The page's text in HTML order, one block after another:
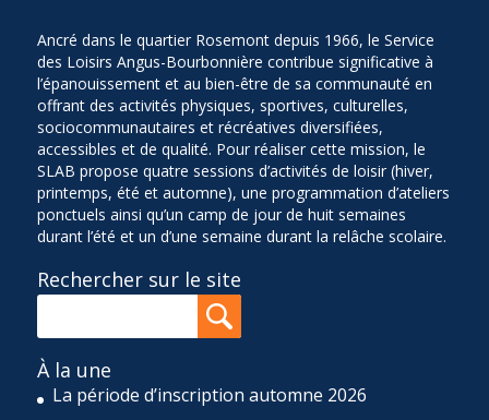
Ancré dans le quartier Rosemont depuis 1966, le Service
des Loisirs Angus-Bourbonnière contribue significative à
l’épanouissement et au bien-être de sa communauté en
offrant des activités physiques, sportives, culturelles,
sociocommunautaires et récréatives diversifiées,
accessibles et de qualité. Pour réaliser cette mission, le
SLAB propose quatre sessions d’activités de loisir (hiver,
printemps, été et automne), une programmation d’ateliers
ponctuels ainsi qu’un camp de jour de huit semaines
durant l’été et un d’une semaine durant la relâche scolaire.
Rechercher sur le site
À la une
La période d’inscription automne 2026